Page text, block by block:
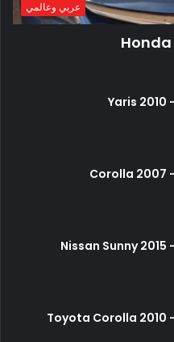
عربي وعالمي
Yaris 2010
Corolla 2007
Nissan Sunny
Toyota Corolla 2010